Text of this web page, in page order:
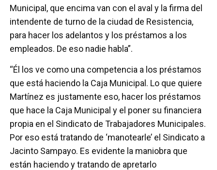
Municipal, que encima van con el aval y la firma del
intendente de turno de la ciudad de Resistencia,
para hacer los adelantos y los préstamos a los
empleados. De eso nadie habla”.
“Él los ve como una competencia a los préstamos
que está haciendo la Caja Municipal. Lo que quiere
Martínez es justamente eso, hacer los préstamos
que hace la Caja Municipal y el poner su financiera
propia en el Sindicato de Trabajadores Municipales.
Por eso está tratando de ‘manotearle’ el Sindicato a
Jacinto Sampayo. Es evidente la maniobra que
están haciendo y tratando de apretarlo